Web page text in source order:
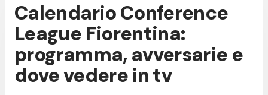
Calendario Conference
League Fiorentina:
programma, avversarie e
dove vedere in tv